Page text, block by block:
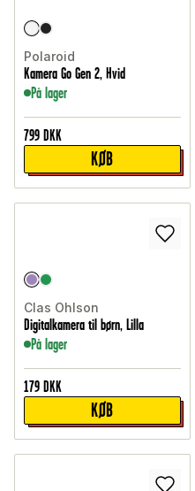
Polaroid
Kamera Go Gen 2, Hvid
På lager
799 DKK
KØB
Clas Ohlson
Digitalkamera til børn, Lilla
På lager
179 DKK
KØB